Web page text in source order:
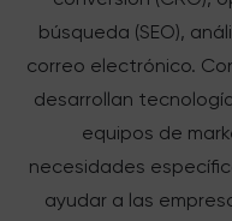
búsqueda (SEO),
correo electrónico.
desarrollan
equipos de
necesidades
ayudar a las